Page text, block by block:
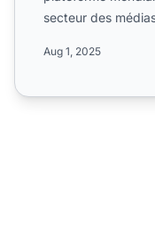
secteur des
Aug 1, 2025